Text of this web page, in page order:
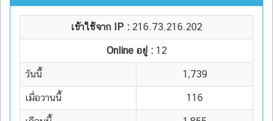
เข้าใช้จาก IP : 216.73.216.202
Online อยู่ : 12
วันนี้ 1,739
เมื่อวานนี้ 116